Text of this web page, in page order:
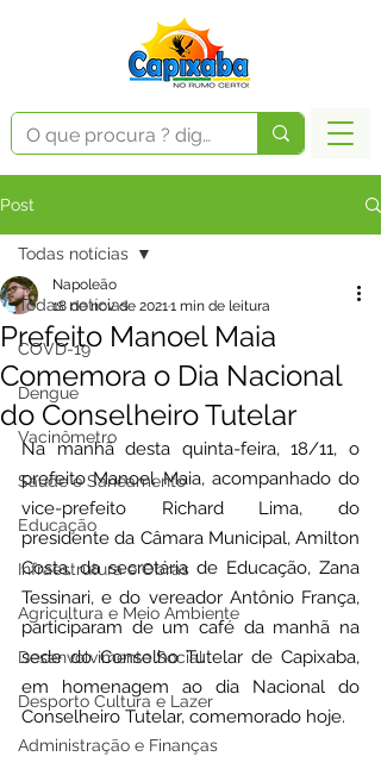
Post
Todas notícias
COVD-19
Dengue
Vacinômetro
Saúde e Saneamento
Educação
Infraestrutura e Obras
Agricultura e Meio Ambiente
Desenvolvimento Social
Desporto Cultura e Lazer
Administração e Finanças
Todas notícias
Prefeito Manoel Maia
Comemora o Dia Nacional
do Conselheiro Tutelar
Napoleão
18 de nov. de 20211 min de leitura
Na manhã desta quinta-feira, 18/11, o
prefeito Manoel Maia, acompanhado do
vice-prefeito Richard Lima, do
presidente da Câmara Municipal, Amilton
Costa, da secretária de Educação, Zana
Tessinari, e do vereador Antônio França,
participaram de um café da manhã na
sede do Conselho Tutelar de Capixaba,
em homenagem ao dia Nacional do
Conselheiro Tutelar, comemorado hoje.